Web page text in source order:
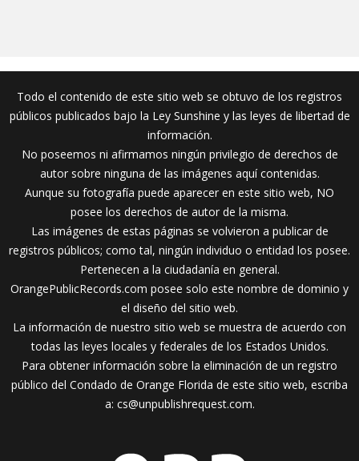
Todo el contenido de este sitio web se obtuvo de los registros
públicos publicados bajo la Ley Sunshine y las leyes de libertad de
información.
No poseemos ni afirmamos ningún privilegio de derechos de
autor sobre ninguna de las imágenes aquí contenidas.
Aunque su fotografía puede aparecer en este sitio web, NO
posee los derechos de autor de la misma.
Las imágenes de estas páginas se volvieron a publicar de
registros públicos; como tal, ningún individuo o entidad los posee.
Pertenecen a la ciudadanía en general.
OrangePublicRecords.com posee solo este nombre de dominio y
el diseño del sitio web.
La información de nuestro sitio web se muestra de acuerdo con
todas las leyes locales y federales de los Estados Unidos.
Para obtener información sobre la eliminación de un registro
público del Condado de Orange Florida de este sitio web, escriba
a: cs@unpublishrequest.com.